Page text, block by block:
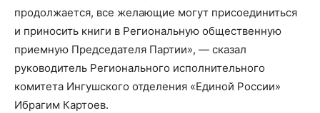
продолжается, все желающие могут присоединиться
и приносить книги в Региональную общественную
приемную Председателя Партии», — сказал
руководитель Регионального исполнительного
комитета Ингушского отделения «Единой России»
Ибрагим Картоев.